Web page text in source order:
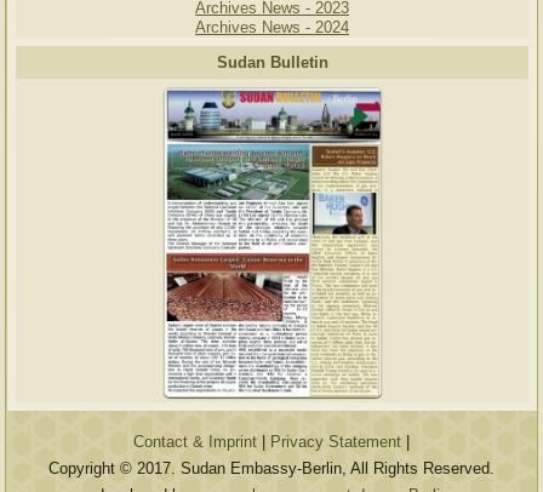
Archives News - 2023
Archives News - 2024
Sudan Bulletin
Contact & Imprint Privacy Statement
Copyright © 2017. Sudan Embassy-Berlin, All Rights Reserved.